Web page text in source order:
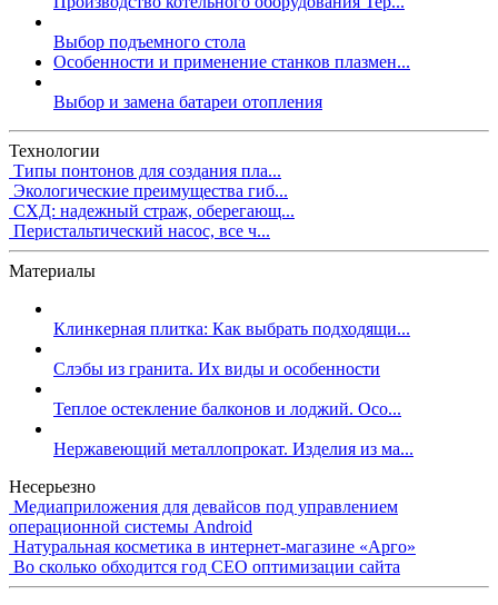
Выбор подъемного стола
Особенности и применение станков плазмен...
Выбор и замена батареи отопления
Технологии
Типы понтонов для создания пла...
Экологические преимущества гиб...
СХД: надежный страж, оберегающ...
Перистальтический насос, все ч...
Материалы
Клинкерная плитка: Как выбрать подходящи...
Слэбы из гранита. Их виды и особенности
Теплое остекление балконов и лоджий. Осо...
Нержавеющий металлопрокат. Изделия из ма...
Несерьезно
Медиаприложения для девайсов под управлением
операционной системы Android
Натуральная косметика в интернет-магазине «Арго»
Во сколько обходится год СЕО оптимизации сайта